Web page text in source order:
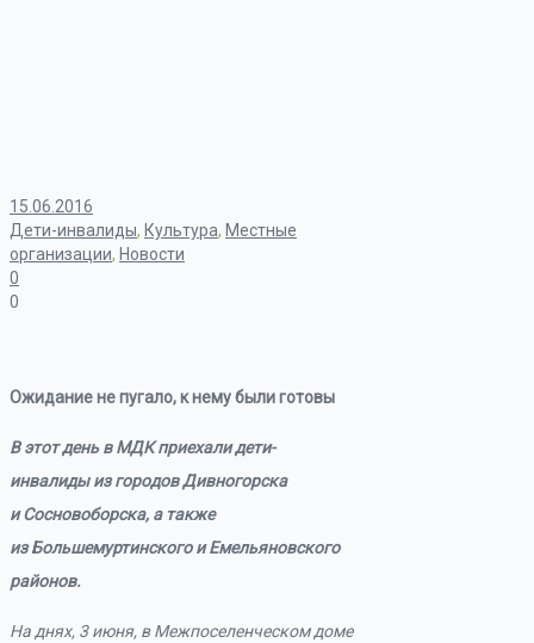
15.06.2016
Дети-инвалиды, Культура, Местные
организации, Новости
0
0
Ожидание не пугало, к нему были готовы
В этот день в МДК приехали дети-
инвалиды из городов Дивногорска
и Сосновоборска, а также
из Большемуртинского и Емельяновского
районов.
На днях, 3 июня, в Межпоселенческом доме